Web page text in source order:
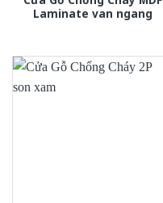
Laminate van ngang